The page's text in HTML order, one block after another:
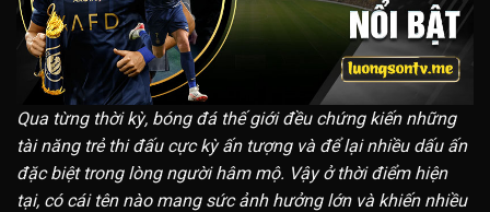
Qua từng thời kỳ, bóng đá thế giới đều chứng kiến những
tài năng trẻ thi đấu cực kỳ ấn tượng và để lại nhiều dấu ấn
đặc biệt trong lòng người hâm mộ. Vậy ở thời điểm hiện
tại, có cái tên nào mang sức ảnh hưởng lớn và khiến nhiều